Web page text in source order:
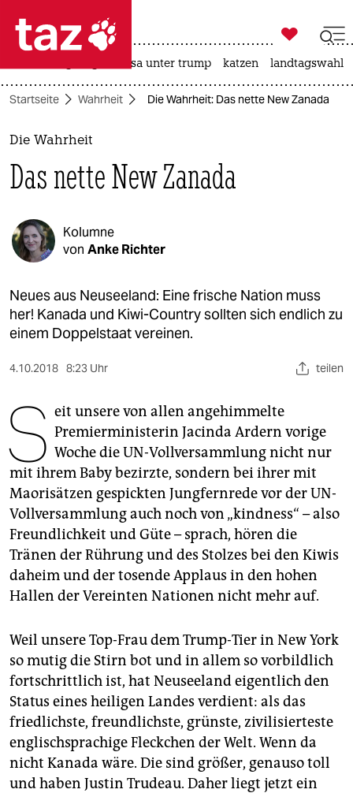
 taz zahl ich
taz zahl ich
themen
politik
öko
gesellschaft
kultur
sport
wahrheit
verlag
verlag
veranstaltungen
shop
fragen & hilfe
abo
genossenschaft
epaper login

taz zahl ich
usa unter trump katzen landtagswahl
Startseite Wahrheit Die Wahrheit: Das nette New Zanada
Die Wahrheit
Das nette New Zanada
Kolumne
von Anke Richter
Neues aus Neuseeland: Eine frische Nation muss
her! Kanada und Kiwi-Country sollten sich endlich zu
einem Doppelstaat vereinen.
4.10.2018 8:23 Uhr teilen
S eit unsere von allen angehimmelte
Premierministerin Jacinda Ardern vorige
Woche die UN-Vollversammlung nicht nur
mit ihrem Baby bezirzte, sondern bei ihrer mit
Maorisätzen gespickten Jungfernrede vor der UN-
Vollversammlung auch noch von „kindness“ – also
Freundlichkeit und Güte – sprach, hören die
Tränen der Rührung und des Stolzes bei den Kiwis
daheim und der tosende Applaus in den hohen
Hallen der Vereinten Nationen nicht mehr auf.
Weil unsere Top-Frau dem Trump-Tier in New York
so mutig die Stirn bot und in allem so vorbildlich
fortschrittlich ist, hat Neuseeland eigentlich den
Status eines heiligen Landes verdient: als das
friedlichste, freundlichste, grünste, zivilisierteste
englischsprachige Fleckchen der Welt. Wenn da
nicht Kanada wäre. Die sind größer, genauso toll
und haben Justin Trudeau. Daher liegt jetzt ein